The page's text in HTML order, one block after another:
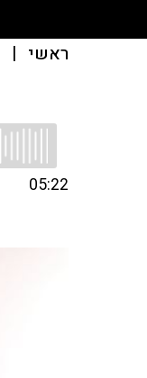
ראשי |
05:22